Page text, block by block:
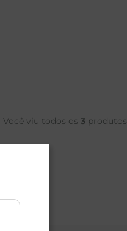
Você viu todos os 3produtos